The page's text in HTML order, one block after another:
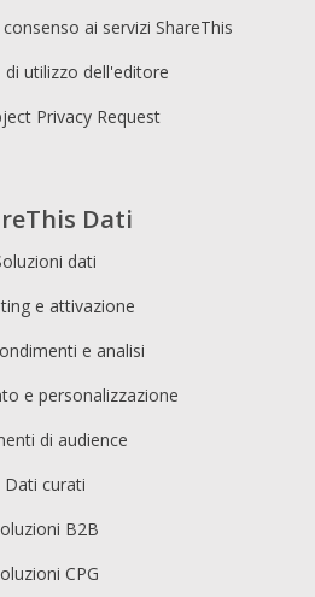
Dati
dati
e attivazione
e analisi
e personalizzazione
di audience
Dati curati
B2B
CPG
ai servizi ShareThis
di utilizzo dell'editore
Privacy Request